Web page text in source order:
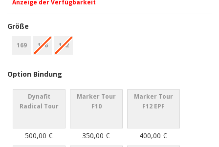
Anzeige der Verfügbarkeit
Größe
169 176 182
Option Bindung
Dynafit
Radical Tour
500,00 €
Marker Tour
F10
350,00 €
Marker Tour
F12 EPF
400,00 €